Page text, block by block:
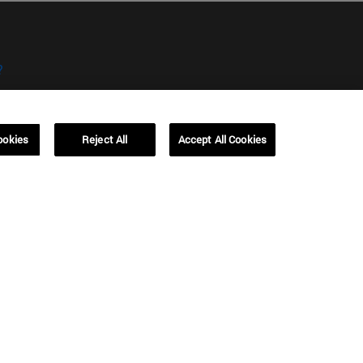
Reject All Accept All Cookies